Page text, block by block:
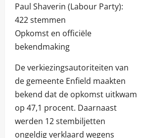
Paul Shaverin (Labour Party):
422 stemmen
Opkomst en officiële
bekendmaking
De verkiezingsautoriteiten van
de gemeente Enfield maakten
bekend dat de opkomst uitkwam
op 47,1 procent. Daarnaast
werden 12 stembiljetten
ongeldig verklaard wegens